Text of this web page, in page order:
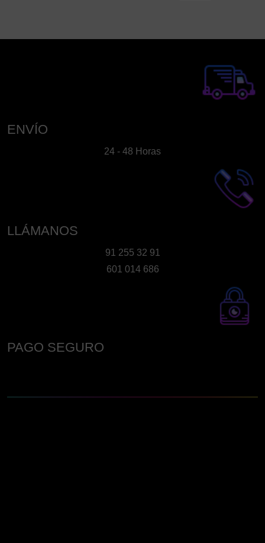
ENVÍO
24 - 48 Horas
LLÁMANOS
91 255 32 91
601 014 686
PAGO SEGURO